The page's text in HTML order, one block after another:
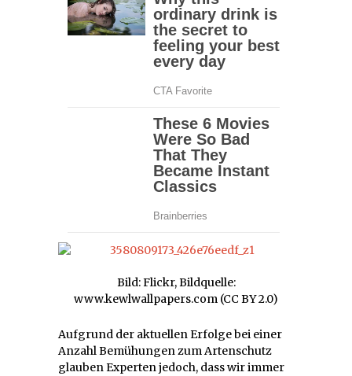
Bild: Flickr, Bildquelle:
www.kewlwallpapers.com (CC BY 2.0)
Aufgrund der aktuellen Erfolge bei einer
Anzahl Bemühungen zum Artenschutz
glauben Experten jedoch, dass wir immer